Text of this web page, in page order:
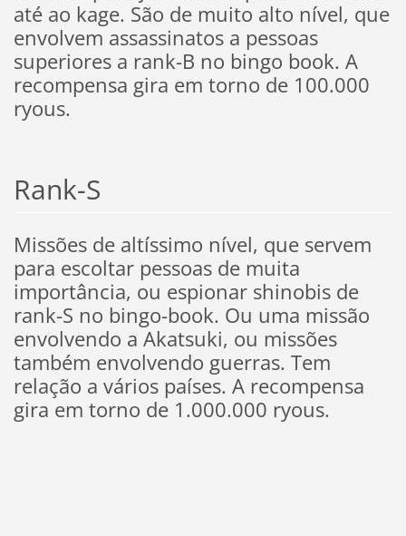
até ao kage. São de muito alto nível, que
envolvem assassinatos a pessoas
superiores a rank-B no bingo book. A
recompensa gira em torno de 100.000
ryous.
Rank-S
Missões de altíssimo nível, que servem
para escoltar pessoas de muita
importância, ou espionar shinobis de
rank-S no bingo-book. Ou uma missão
envolvendo a Akatsuki, ou missões
também envolvendo guerras. Tem
relação a vários países. A recompensa
gira em torno de 1.000.000 ryous.